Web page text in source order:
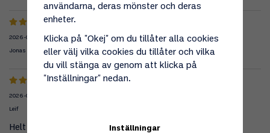
2026-04-08
Jonas
2026-01-02
Leif
Helt perfekt
användarna, deras mönster och deras
enheter.
Klicka på "Okej" om du tillåter alla cookies
eller välj vilka cookies du tillåter och vilka
du vill stänga av genom att klicka på
"Inställningar" nedan.
Inställningar